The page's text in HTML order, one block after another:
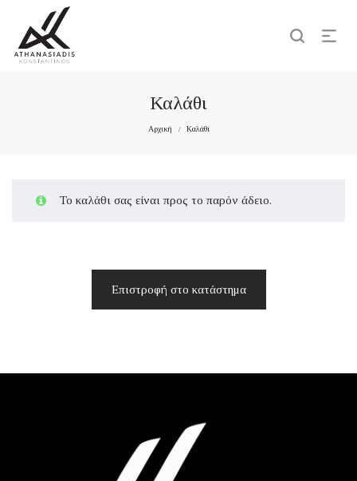
Καλάθι
Αρχική / Καλάθι
Το καλάθι σας είναι προς το παρόν άδειο.
Επιστροφή στο κατάστημα